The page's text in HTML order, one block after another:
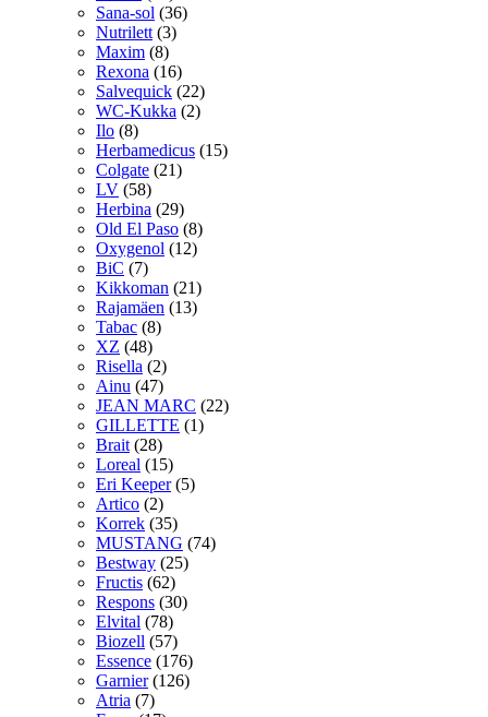
Sana-sol (36)
Nutrilett (3)
Maxim (8)
Rexona (16)
Salvequick (22)
WC-Kukka (2)
Ilo (8)
Herbamedicus (15)
Colgate (21)
LV (58)
Herbina (29)
Old El Paso (8)
Oxygenol (12)
BiC (7)
Kikkoman (21)
Rajamäen (13)
Tabac (8)
XZ (48)
Risella (2)
Ainu (47)
JEAN MARC (22)
GILLETTE (1)
Brait (28)
Loreal (15)
Eri Keeper (5)
Artico (2)
Korrek (35)
MUSTANG (74)
Bestway (25)
Fructis (62)
Respons (30)
Elvital (78)
Biozell (57)
Essence (176)
Garnier (126)
Atria (7)